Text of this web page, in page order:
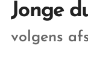
Jonge
volgens